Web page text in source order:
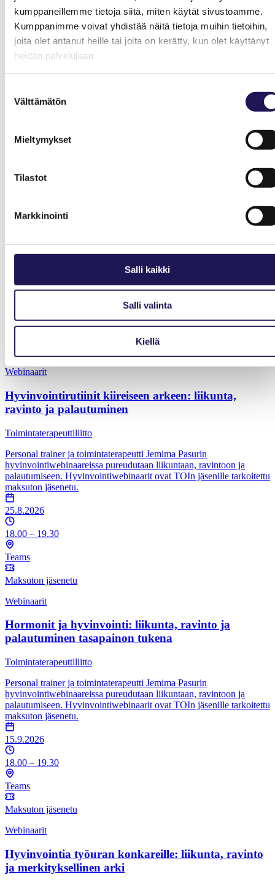
kumppaneillemme tietoja siitä, miten käytät sivustoamme.
Kumppanimme voivat yhdistää näitä tietoja muihin tietoihin,
joita olet antanut heille tai joita on kerätty, kun olet käyttänyt
heidän palvelujaan.
valinta
Välttämätön
Mieltymykset
Tilastot
Markkinointi
Salli kaikki
Salli valinta
Kiellä
Webinaarit
Hyvinvointirutiinit kiireiseen arkeen: liikunta,
ravinto ja palautuminen
Toimintaterapeuttiliitto
Personal trainer ja toimintaterapeutti Jemima Pasurin
hyvinvointiwebinaareissa pureudutaan liikuntaan, ravintoon ja
palautumiseen. Hyvinvointiwebinaarit ovat TOIn jäsenille tarkoitettu
maksuton jäsenetu.
25.8.2026
18.00 – 19.30
Teams
Maksuton jäsenetu
Webinaarit
Hormonit ja hyvinvointi: liikunta, ravinto ja
palautuminen tasapainon tukena
Toimintaterapeuttiliitto
Personal trainer ja toimintaterapeutti Jemima Pasurin
hyvinvointiwebinaareissa pureudutaan liikuntaan, ravintoon ja
palautumiseen. Hyvinvointiwebinaarit ovat TOIn jäsenille tarkoitettu
maksuton jäsenetu.
15.9.2026
18.00 – 19.30
Teams
Maksuton jäsenetu
Webinaarit
Hyvinvointia työuran konkareille: liikunta, ravinto
ja merkityksellinen arki